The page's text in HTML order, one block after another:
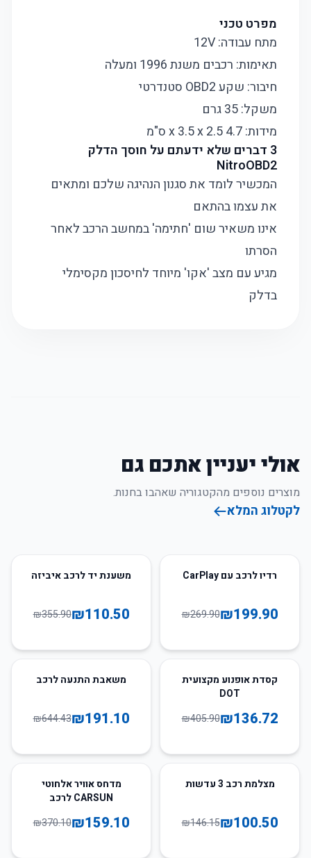
מפרט טכני
מתח עבודה: 12V
תאימות: רכבים משנת 1996 ומעלה
חיבור: שקע OBD2 סטנדרטי
משקל: 35 גרם
מידות: 4.7 x 3.5 x 2.5 ס"מ
3 דברים שלא ידעתם על חוסך הדלק
NitroOBD2
המכשיר לומד את סגנון הנהיגה שלכם ומתאים
את עצמו בהתאם
אינו משאיר שום 'חתימה' במחשב הרכב לאחר
הסרתו
מגיע עם מצב 'אקו' מיוחד לחיסכון מקסימלי
בדלק
אולי יעניין אתכם גם
מוצרים נוספים מהקטגוריה שאהבו בחנות.
לקטלוג המלא
26
רדיו לרכב עם CarPlay
₪199.90
₪269.90
69
משענת יד לרכב איביזה
₪110.50
₪355.90
66
קסדת אופנוע מקצועית
DOT
₪136.72
₪405.90
70משאבת התנעה לרכב
₪191.10
₪644.43
31מצלמת רכב 3 עדשות
₪100.50
₪146.15
מדחס אוויר אלחוטי
CARSUN לרכב
₪159.10
₪370.10